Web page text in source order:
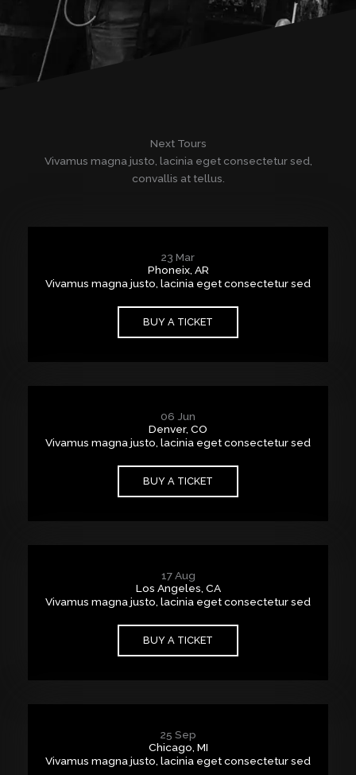
Next Tours
Vivamus magna justo, lacinia eget consectetur sed,
convallis at tellus.
23 Mar
Phoneix, AR
Vivamus magna justo, lacinia eget consectetur sed
BUY A TICKET
06 Jun
Denver, CO
Vivamus magna justo, lacinia eget consectetur sed
BUY A TICKET
17 Aug
Los Angeles, CA
Vivamus magna justo, lacinia eget consectetur sed
BUY A TICKET
25 Sep
Chicago, MI
Vivamus magna justo, lacinia eget consectetur sed